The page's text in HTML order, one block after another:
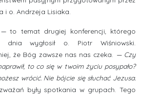
i o. Andrzeja Lisiaka.
—to temat drugiej konferencji, którego
dnia wygłosił o. Piotr Wiśniowski.
że Bóg zawsze nas nas czeka. — Czy
to co się w twoim życiu posypało?
wrócić. Nie bójcie się słuchać Jezusa.
były spotkania w grupach. Tego